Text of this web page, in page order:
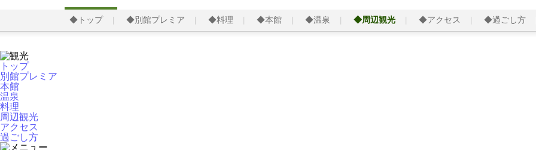
◆トップ ◆別館プレミア ◆料理 ◆本館 ◆温泉 ◆周辺観光 ◆アクセス ◆過ごし方
トップ
別館プレミア
本館
温泉
料理
周辺観光
アクセス
過ごし方